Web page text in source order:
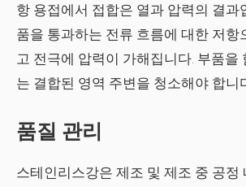
항 용접에서 접합은 열과 압력의 결과
품을 통과하는 전류 흐름에 대한 저항
고 전극에 압력이 가해집니다. 부품을
는 결합된 영역 주변을 청소해야 합니
품질 관리
스테인리스강은 제조 및 제조 중 공정